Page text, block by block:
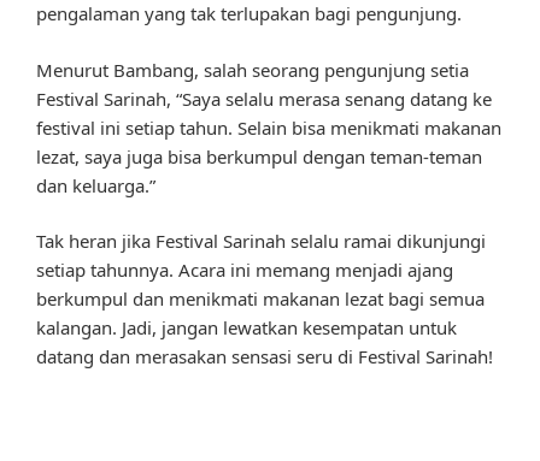
pengalaman yang tak terlupakan bagi pengunjung.
Menurut Bambang, salah seorang pengunjung setia
Festival Sarinah, “Saya selalu merasa senang datang ke
festival ini setiap tahun. Selain bisa menikmati makanan
lezat, saya juga bisa berkumpul dengan teman-teman
dan keluarga.”
Tak heran jika Festival Sarinah selalu ramai dikunjungi
setiap tahunnya. Acara ini memang menjadi ajang
berkumpul dan menikmati makanan lezat bagi semua
kalangan. Jadi, jangan lewatkan kesempatan untuk
datang dan merasakan sensasi seru di Festival Sarinah!